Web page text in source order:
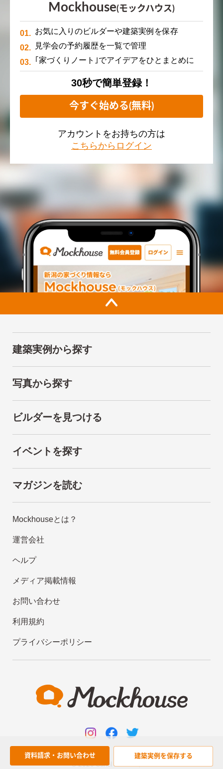
資料請求・お問い合わせ 建築実例を保存する
Mockhouse(モックハウス)
お気に入りのビルダーや建築実例を保存
見学会の予約履歴を一覧で管理
｢家づくりノート｣でアイデアをひとまとめに
30秒で簡単登録！
今すぐ始める(無料)
アカウントをお持ちの方は
こちらからログイン
建築実例から探す
写真から探す
ビルダーを見つける
イベントを探す
マガジンを読む
Mockhouseとは？
運営会社
ヘルプ
メディア掲載情報
お問い合わせ
利用規約
プライバシーポリシー
© 2020Cünel workCo., Ltd.